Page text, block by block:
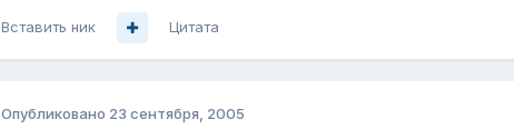
Вставить ник Цитата
Опубликовано 23 сентября, 2005